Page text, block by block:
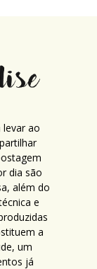
levar ao
dia são
além do
e
a
um
já